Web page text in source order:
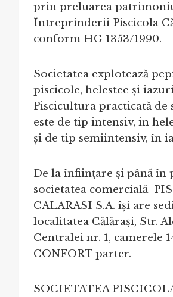
prin preluarea
Întreprinderii Piscicola
conform HG 1353/1990.
Societatea explotează
piscicole, helestee și
Piscicultura practicată de
este de tip intensiv, in
și de tip semiintensiv, în
De la înființare și până în
societatea comercială
CALARASI S.A. își are
localitatea Călărași, Str.
Centralei nr. 1, camerele
CONFORT parter.
SOCIETATEA